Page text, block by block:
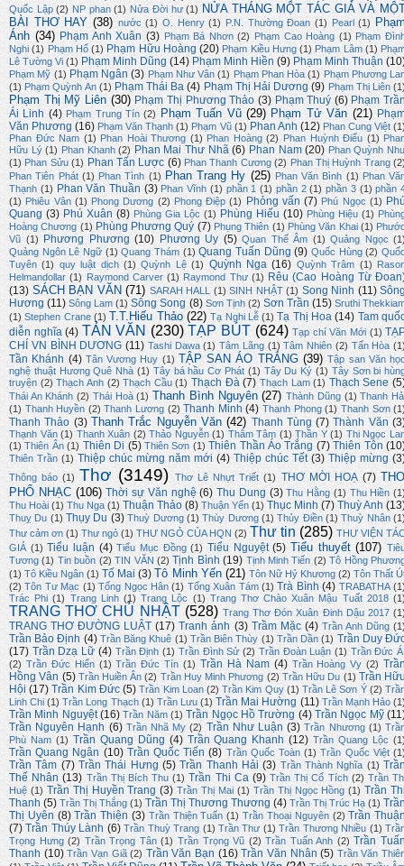
Quốc Lập (2) NP phan (1) Nửa Đời hư (1) NỬA THÁNG MỘT TÁC GIẢ VÀ
BÀI THƠ HAY (38) nước (1) O. Henry (1) P.N. Thường Đoan (1) Pearl (1)
Ánh (34) Phạm Anh Xuân (3) Phạm Bá Nhơn (2) Phạm Cao Hoàng (1) Phạm
Nghi (1) Phạm Hổ (1) Phạm Hữu Hoàng (20) Phạm Kiều Hưng (1) Phạm Lâm (1)
Lê Tường Vi (1) Phạm Minh Dũng (14) Phạm Minh Hiền (9) Phạm Minh Thuận
Phạm Mỹ (1) Phạm Ngân (3) Phạm Như Vân (1) Phạm Phan Hòa (1) Phạm Phương
(1) Phạm Quỳnh An (1) Phạm Thái Ba (4) Phạm Thị Hải Dương (9) Phạm Thị Liên
Phạm Thị Mỹ Liên (30) Phạm Thị Phương Thảo (3) Phạm Thuý (6) Phạm
Ái Linh (4) Phạm Trung Tín (2) Phạm Tuấn Vũ (29) Phạm Tử Văn (21)
Văn Phương (16) Phạm Văn Thạnh (1) Phạm Vũ (1) Phan Anh (12) Phan Cung Việt
Phan Đức Nam (1) Phan Hoài Thương (1) Phan Hoàng (2) Phan Huỳnh Điểu (1)
Hữu Lý (1) Phan Khanh (2) Phan Mai Thư Nhã (6) Phan Nam (20) Phan Quỳnh
(1) Phan Sửu (1) Phan Tấn Lược (6) Phan Thanh Cương (2) Phan Thị Huỳnh Trang
Phan Tiên Phát (1) Phan Tình (1) Phan Trang Hy (25) Phan Văn Bình (1) Phan
Thạnh (1) Phan Văn Thuần (3) Phan Vĩnh (1) phần 1 (1) phần 2 (1) phần 3 (1) phần
(1) Phiêu Vân (1) Phong Dương (2) Phong Điệp (1) Phỏng vấn (7) Phú Ngọc (1)
Quang (3) Phú Xuân (8) Phùng Gia Lộc (1) Phùng Hiếu (10) Phùng Hiệu (1)
Hoàng Chương (1) Phùng Phương Quý (7) Phụng Thiên (1) Phùng Văn Khai (1)
Vũ (1) Phương Phương (10) Phương Uy (5) Quan Thế Âm (1) Quảng Ngọc
Quảng Ngôn Lê Ngữ (1) Quang Thám (1) Quang Tuấn Dũng (9) Quốc Hùng (2)
Tuyên (1) quy luật dịch (1) Quỳnh Lệ (1) Quỳnh Nga (16) Quỳnh Trâm (1)
Helmandollar (1) Raymond Carver (1) Raymond Thư (1) Rêu (Cao Hoàng Từ
(13) SÁCH BẠN VĂN (71) SARAH HALL (1) SINH NHẬT (1) Song Ninh (11)
Hương (11) Sông Lam (1) Sông Song (8) Sơn Tịnh (2) Sơn Trần (15) Sruthi
(1) Stephen Crane (1) T.T.Hiếu Thảo (22) Tạ Nghi Lễ (1) Tạ Thị Hoa (14) Tam
diễn nghĩa (4) TẢN VĂN (230) TẠP BÚT (624) Tạp chí Văn Mới (1)
CHÍ VN BÌNH DƯƠNG (11) Tashi Dawa (1) Tâm Lãng (1) Tâm Nhiên (2) Tấn Hòa
Tần Khánh (4) Tân Vương Huy (1) TẬP SAN ÁO TRẮNG (39) Tập san Văn
nghệ thuật Hương Quê Nhà (1) Tây bá hầu Cơ Phát (1) Tây Du Ký (1) Tây Sơn bi
truyện (2) Thạch Anh (2) Thạch Cầu (1) Thạch Đà (7) Thạch Lam (1) Thạch Sene
Thái An Khánh (2) Thái Hoà (1) Thanh Bình Nguyên (27) Thành Dũng (1) Thanh
(1) Thanh Huyền (2) Thanh Lương (2) Thanh Minh (4) Thanh Phong (1) Thanh Sơn
Thanh Thảo (3) Thanh Trắc Nguyễn Văn (42) Thanh Tùng (7) Thành Văn
Thạnh Văn (1) Thanh Xuân (2) Thảo Nguyễn (1) Thâm Tâm (1) Thần Y (1) Thi Ngọc
(1) Thiên Ân (1) Thiên Di (5) Thiên Sơn (1) Thiên Thần Áo Trắng (7) Thiên Tôn
Thiên Trần (1) Thiệp chúc mừng năm mới (4) Thiệp chúc Tết (3) Thiệp mừng
Thông báo (1) Thơ (3149) Thơ Lê Nhựt Triết (1) THƠ MỜI HOẠ (7)
PHỔ NHẠC (106) Thời sự Văn nghệ (6) Thu Dung (3) Thu Hằng (1) Thu Hiền
Thu Hoài (1) Thu Nga (1) Thuận Thảo (8) Thuận Yến (1) Thục Minh (7) Thuỳ Anh
Thuỵ Du (1) Thụy Du (3) Thuỳ Dương (1) Thùy Dương (1) Thủy Điền (1) Thuỳ Nhân
Thư cảm ơn (1) Thư ngỏ (1) THƯ NGỎ CỦA HQN (2) Thư tin (285) THƯ VIỆN
GIẢ (1) Tiểu luận (4) Tiểu Mục Đồng (1) Tiểu Nguyệt (5) Tiểu thuyết (107)
Tương (1) Tin buồn (2) TIN VĂN (2) Tịnh Bình (19) Tịnh Minh Tiến (2) Tô Hồng
(1) Tô Kiều Ngân (1) Tố Mai (3) Tô Minh Yến (21) Tôn Nữ Hỷ Khương (2) Tôn Thất
(2) Tôn Tư Mạc (1) Tống Ngọc Hân (1) Tống Xuân Tám (1) Trà Bình (4) TRABATHA
Trác Phi (1) Trang Linh (1) Trang Lộc (1) Trang Thơ Chào Xuân Mậu Tuất 2018
TRANG THƠ CHỦ NHẬT (528) Trang Thơ Đón Xuân Đinh Dậu 2017
TRANG THƠ ĐƯỜNG LUẬT (17) Tranh ảnh (3) Trầm Mặc (4) Trần Anh Dũng
Trần Bảo Định (4) Trần Băng Khuê (1) Trần Biên Thùy (1) Trần Dần (1) Trần Duy
(17) Trần Dzạ Lữ (4) Trần Định (1) Trần Đình Sử (2) Trần Đoàn Luận (1) Trần Đức
(2) Trần Đức Hiển (1) Trần Đức Tín (1) Trần Hà Nam (4) Trần Hoàng Vy (2)
Hồng Vân (5) Trần Huiền Ân (2) Trần Huy Minh Phương (2) Trần Hữu Du (1) Trần
Hội (17) Trần Kim Đức (5) Trần Kim Loan (2) Trần Kim Quy (1) Trần Lê Sơn Ý (2)
Linh Chi (1) Trần Long Thạch (1) Trần Lưu (1) Trần Mai Hường (11) Trần Mạnh Hảo
Trần Minh Nguyệt (16) Trần Năm (1) Trần Ngọc Hồ Trường (4) Trần Ngọc Mỹ
Trần Nguyên Hạnh (6) Trần Nhã My (2) Trần Như Luận (3) Trần Nhương (1)
Phù Nam (1) Trần Quang Dũng (4) Trần Quang Khanh (12) Trần Quang Lộc
Trần Quang Ngân (10) Trần Quốc Tiến (8) Trần Quốc Toàn (1) Trần Quốc Việt
Trần Tâm (7) Trần Thái Hưng (5) Trần Thanh Hải (3) Trần Thành Nghĩa (1)
Thế Nhân (13) Trần Thị Bích Thu (1) Trần Thi Ca (9) Trần Thị Cổ Tích (2) Trần
Huệ (1) Trần Thị Huyền Trang (3) Trần Thị Mai (1) Trần Thị Ngọc Hồng (1) Trần
Thanh (5) Trần Thị Thắng (1) Trần Thị Thương Thương (4) Trần Thị Trúc Hạ (1)
Thị Uyên (8) Trần Thiện (3) Trần Thiện Tuấn (1) Trần Thoại Nguyên (2) Trần
(7) Trần Thúy Lành (6) Trần Thuỳ Trang (1) Trần Thư (1) Trần Thương Nhiều (1)
Trọng Hưng (2) Trần Trọng Tân (1) Trần Trọng Vũ (2) Trần Tuấn Anh (2) Trần
Thanh (10) Trần Vạn Giã (2) Trần Văn Bạn (16) Trần Văn Nhân (5) Trần Văn